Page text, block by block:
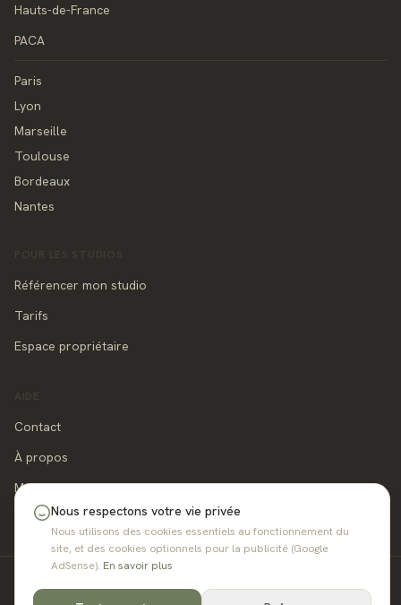
Hauts-de-France
PACA
Paris
Lyon
Marseille
Toulouse
Bordeaux
Nantes
Référencer mon studio
Tarifs
Espace propriétaire
Contact
À propos
Mentions légales
Nous respectons votre vie privée
Nous utilisons des cookies essentiels au fonctionnement du
site, et des cookies optionnels pour la publicité (Google
AdSense). En savoir plus